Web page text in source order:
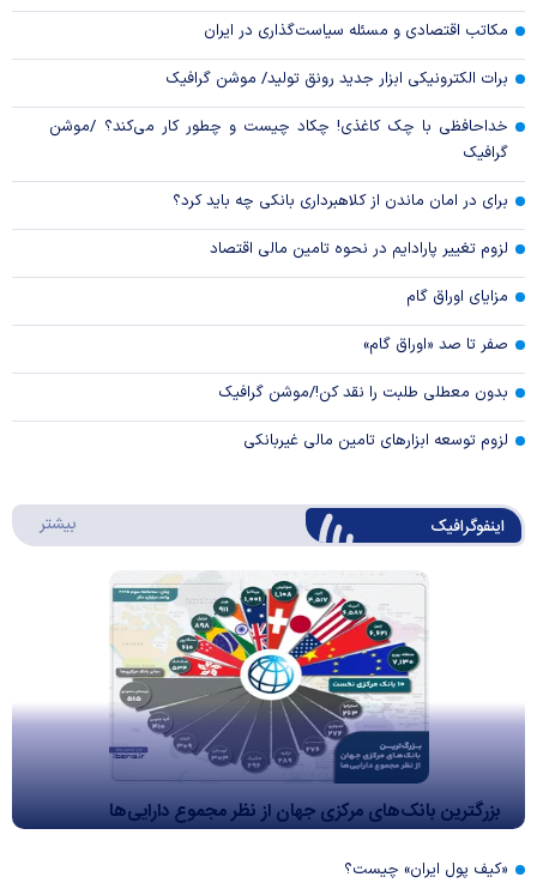
مکاتب اقتصادی و مسئله سیاست‌گذاری در ایران
برات الکترونیکی ابزار جدید رونق تولید/ موشن گرافیک
خداحافظی با چک کاغذی! چکاد چیست و چطور کار می‌کند؟ /موشن
گرافیک
برای در امان ماندن از کلاهبرداری بانکی چه باید کرد؟
لزوم تغییر پارادایم در نحوه تامین مالی اقتصاد
مزایای اوراق گام
صفر تا صد «اوراق گام»
بدون معطلی طلبت را نقد کن!/موشن گرافیک
لزوم توسعه ابزارهای تامین مالی غیربانکی
اینفوگرافیک بیشتر
بزرگترین بانک‌های مرکزی جهان از نظر مجموع دارایی‌ها
«کیف پول ایران» چیست؟